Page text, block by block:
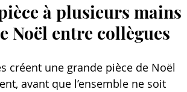
à plusieurs mains
entre collègues
créent une grande pièce de Noël
avant que l’ensemble ne soit